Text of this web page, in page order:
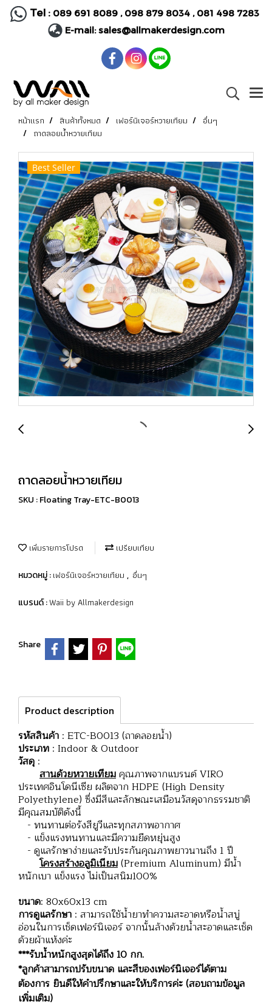
Tel : 089 691 8089, 098 879 8034 , 081 498 7283
E-mail:sales@allmakerdesign.com
หน้าแรก สินค้าทั้งหมด เฟอร์นิเจอร์หวายเทียม
อื่นๆ
ถาดลอยน้ำหวายเทียม
Best Seller
ถาดลอยน้ำหวายเทียม
SKU : Floating Tray-ETC-B0013
เพิ่มรายการโปรด เปรียบเทียบ
หมวดหมู่ :เฟอร์นิเจอร์หวายเทียม , อื่นๆ
แบรนด์ :Waii by Allmakerdesign
Share
Product description
รหัสสินค้า : ETC-B0013 (ถาดลอยน้ำ)
ประเภท : Indoor & Outdoor
วัสดุ :
สานด้วยหวายเทียมคุณภาพจากแบรนด์ VIRO
ประเทศอินโดนีเซีย ผลิตจาก HDPE (High Density
Polyethylene) ซึ่งมีสีและลักษณะเสมือนวัสดุจากธรรมชาติ
มีคุณสมบัติดังนี้
- ทนทานต่อรังสียูวีและทุกสภาพอากาศ
- แข็งแรงทนทานและมีความยืดหยุ่นสูง
- ดูแลรักษาง่ายและรับประกันคุณภาพยาวนานถึง 1 ปี
โครงสร้างอลูมิเนียม(Premium Aluminum) มีน้ำ
หนักเบา แข็งแรง ไม่เป็นสนิม100%
ขนาด: 80x60x13 cm
การดูแลรักษา : สามารถใช้น้ำยาทำความสะอาดหรือน้ำสบู่
อ่อนในการเช็ดเฟอร์นิเจอร์ จากนั้นล้างด้วยน้ำสะอาดและเช็ด
ด้วยผ้าแห้งค่ะ
***รับน้ำหนักสูงสุดได้ถึง 10 กก.
*ลูกค้าสามารถปรับขนาด และสีของเฟอร์นิเจอร์ได้ตาม
ต้องการ ยินดีให้คำปรึกษาและให้บริการค่ะ (สอบถามข้อมูล
เพิ่มเติม)